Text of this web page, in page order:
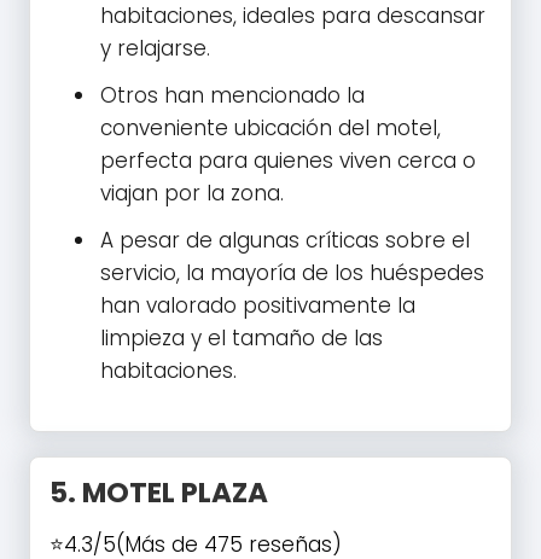
habitaciones, ideales para descansar
y relajarse.
Otros han mencionado la
conveniente ubicación del motel,
perfecta para quienes viven cerca o
viajan por la zona.
A pesar de algunas críticas sobre el
servicio, la mayoría de los huéspedes
han valorado positivamente la
limpieza y el tamaño de las
habitaciones.
5. MOTEL PLAZA
4.3/5(Más de 475 reseñas)